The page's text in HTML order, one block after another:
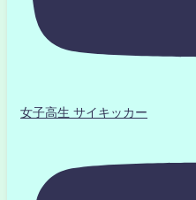
女子高生 サイキッカー